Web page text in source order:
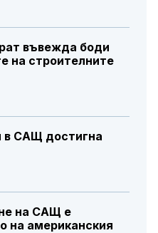
въвежда боди
на строителните
в САЩ достигна
на САЩ е
на американския